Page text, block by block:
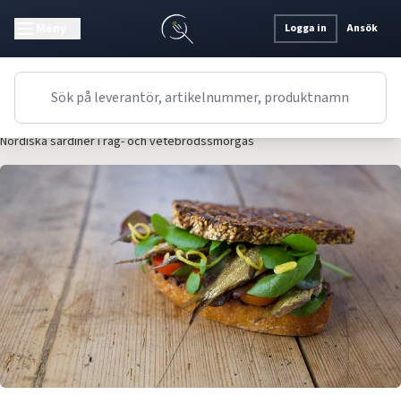
Logga in Ansök
Recept Förrätt
Svenskt/Nordiskt
Nordiska sardiner i råg- och vetebrödssmörgås